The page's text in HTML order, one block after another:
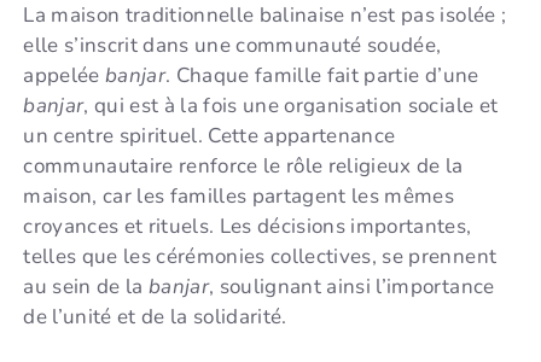
La maison traditionnelle balinaise n’est pas isolée ;
elle s’inscrit dans une communauté soudée,
appelée banjar. Chaque famille fait partie d’une
banjar, qui est à la fois une organisation sociale et
un centre spirituel. Cette appartenance
communautaire renforce le rôle religieux de la
maison, car les familles partagent les mêmes
croyances et rituels. Les décisions importantes,
telles que les cérémonies collectives, se prennent
au sein de la banjar, soulignant ainsi l’importance
de l’unité et de la solidarité.